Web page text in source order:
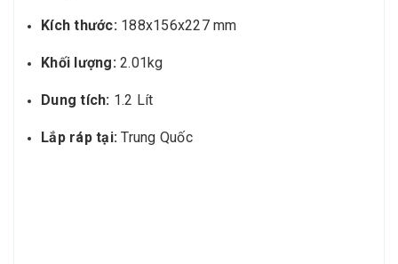
Kích thước:188x156x227 mm
Khối lượng:2.01kg
Dung tích: 1.2 Lít
Lắp ráp tại: Trung Quốc